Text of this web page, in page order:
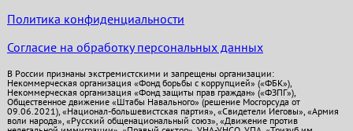
Политика конфиденциальности
Согласие на обработку персональных данных
В России признаны экстремистскими и запрещены организации:
Некоммерческая организация «Фонд борьбы с коррупцией» («ФБК»),
Некоммерческая организация «Фонд защиты прав граждан» («ФЗПГ»),
Общественное движение «Штабы Навального» (решение Мосгорсуда от
09.06.2021), «Национал-большевистская партия», «Свидетели Иеговы», «Армия
воли народа», «Русский общенациональный союз», «Движение против